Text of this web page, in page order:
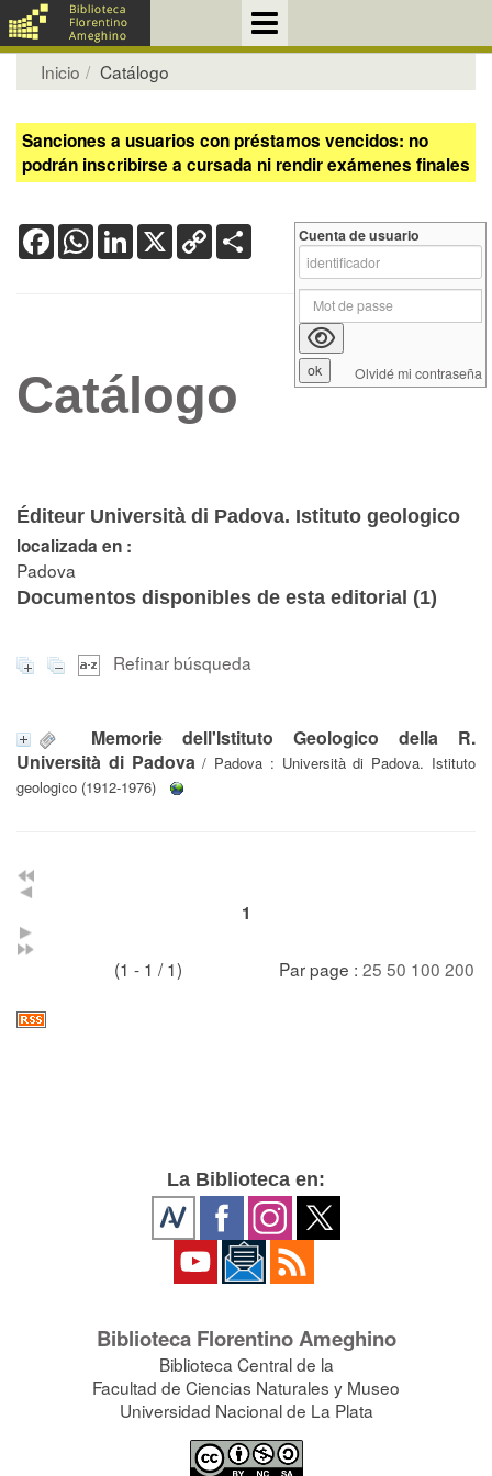
Inicio Catálogo
Sanciones a usuarios con préstamos vencidos: no
podrán inscribirse a cursada ni rendir exámenes finales
FacebookWhatsApp
LinkedIn
X Copy
Link
Catálogo
Éditeur Università di Padova. Istituto geologico
localizada en :
Padova
Documentos disponibles de esta editorial (1)
Refinar búsqueda
Memorie dell'Istituto Geologico della R.
Università di Padova/ Padova : Università di Padova. Istituto
geologico (1912-1976)
1
(1 - 1 / 1) Par page : 25 50 100 200
Cuenta de usuario
Olvidé mi contraseña
La Biblioteca en:
Biblioteca Florentino Ameghino
Biblioteca Central de la
Facultad de Ciencias Naturales y Museo
Universidad Nacional de La Plata